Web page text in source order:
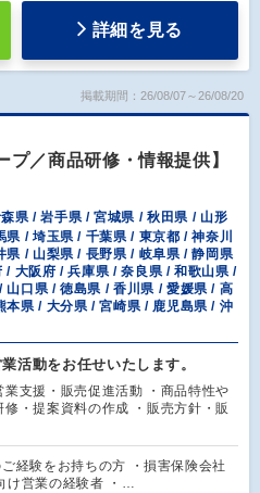
詳細を見る
掲載期間：26/08/07～26/08/20
／商品研修・情報提供】
県 / 岩手県 / 宮城県 / 秋田県 / 山形
/ 埼玉県 / 千葉県 / 東京都 / 神奈川
/ 山梨県 / 長野県 / 岐阜県 / 静岡県
大阪府 / 兵庫県 / 奈良県 / 和歌山県 /
口県 / 徳島県 / 香川県 / 愛媛県 / 高
県 / 大分県 / 宮崎県 / 鹿児島県 / 沖
活動をお任せいたします。
業支援・販売促進活動 ・商品特性や
・提案資料の作成 ・販売方針・販
経験をお持ちの方 ・損害保険会社
け営業の経験者 ・…